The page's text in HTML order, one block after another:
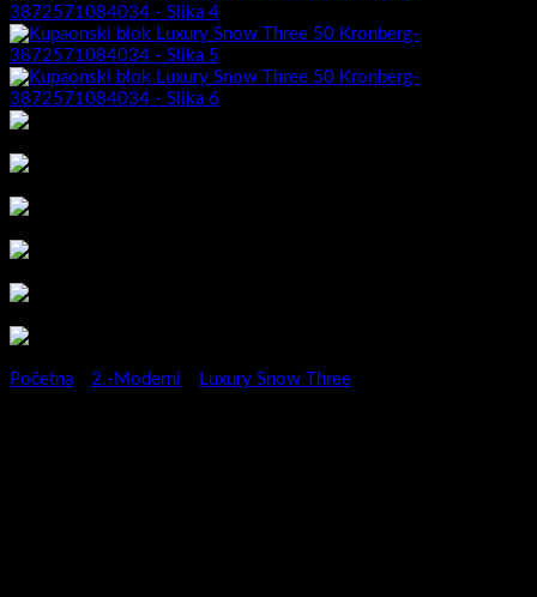
Početna 2.-Moderni Luxury Snow Three